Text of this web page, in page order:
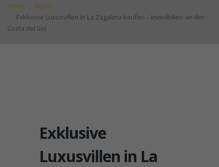
Home
BLOG
Exklusive Luxusvillen in La Zagaleta kaufen – Immobilien an der
Costa del Sol
Exklusive
Luxusvillen in La